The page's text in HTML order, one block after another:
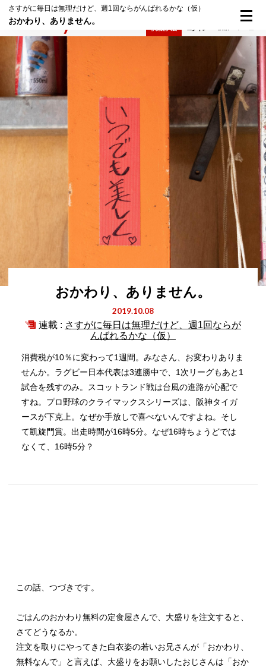
さすがに毎日は無理だけど、週1回ならがんばれるかな（仮）
おかわり、ありません。
おかわり、ありません。
2019.10.08
連載 : さすがに毎日は無理だけど、週1回ならが
んばれるかな（仮）
消費税が10％に変わって1週間。みなさん、お変わりありま
せんか。ラグビー日本代表は3連勝中で、1次リーグもあと1
試合を残すのみ。スコットランド戦は台風の進路が心配で
すね。プロ野球のクライマックスシリーズは、阪神タイガ
ースが下克上。なぜか手放しで喜べないんですよね。そし
て凱旋門賞。出走時間が16時5分。なぜ16時ちょうどでは
なくて、16時5分？
この話、つづきです。
ごはんのおかわり無料の定食屋さんで、大盛りを注文すると、
さてどうなるか。
注文を取りにやってきた白衣姿の若いお兄さんが「おかわり、
無料なんで」と言えば、大盛りをお願いしたおじさんは「おか